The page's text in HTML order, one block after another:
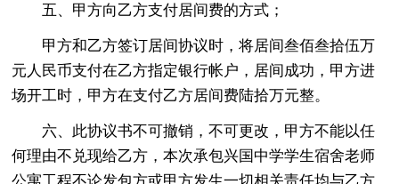
五、甲方向乙方支付居间费的方式；
甲方和乙方签订居间协议时，将居间叁佰叁拾伍万
元人民币支付在乙方指定银行帐户，居间成功，甲方进
场开工时，甲方在支付乙方居间费陆拾万元整。
六、此协议书不可撤销，不可更改，甲方不能以任
何理由不兑现给乙方，本次承包兴国中学学生宿舍老师
公寓工程不论发包方或甲方发生一切相关责任均与乙方